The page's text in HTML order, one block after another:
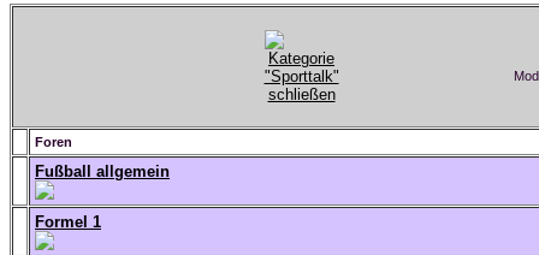
Foren
Fußball allgemein
Formel 1